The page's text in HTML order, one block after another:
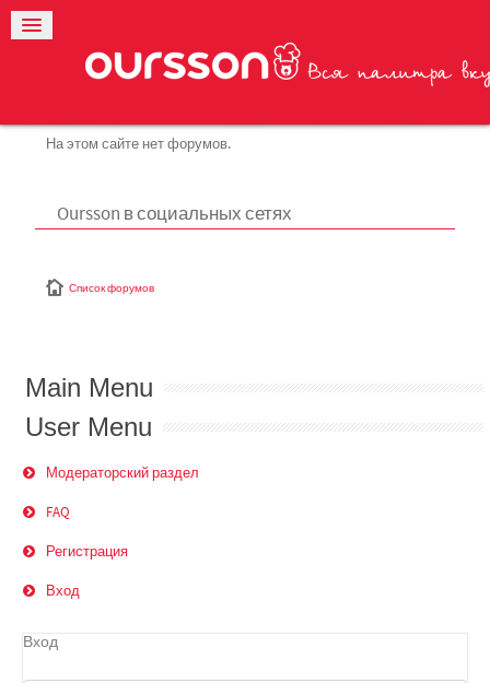
На этом сайте нет форумов.
Oursson в социальных сетях
Список форумов
Main Menu
User Menu
Модераторский раздел
FAQ
Регистрация
Вход
Вход